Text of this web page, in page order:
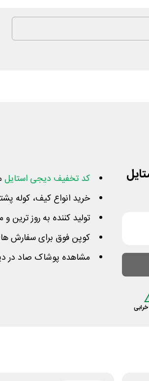
کد تخفیف دیجی استایل
خرید انواع کیف، کوله
تولید کننده به روز ترین
کوپن فوق برای سفارش های بیشتر از 1
مشاهده پوشاک صاد در